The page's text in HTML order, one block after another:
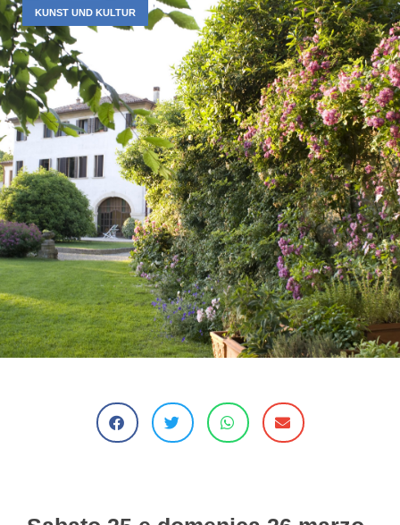
KUNST UND KULTUR